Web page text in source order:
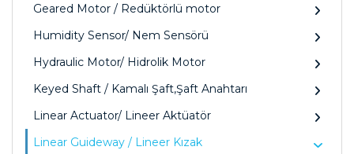
Geared Motor / Redüktörlü motor
Humidity Sensor/ Nem Sensörü
Hydraulic Motor/ Hidrolik Motor
Keyed Shaft / Kamalı Şaft,Şaft Anahtarı
Linear Actuator/ Lineer Aktüatör
Linear Guideway / Lineer Kızak